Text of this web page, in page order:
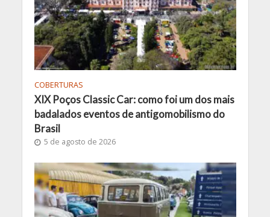
COBERTURAS
XIX Poços Classic Car: como foi um dos mais
badalados eventos de antigomobilismo do
Brasil
5 de agosto de 2026